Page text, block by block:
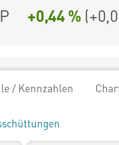
+0,44 % (
/ Kennzahlen